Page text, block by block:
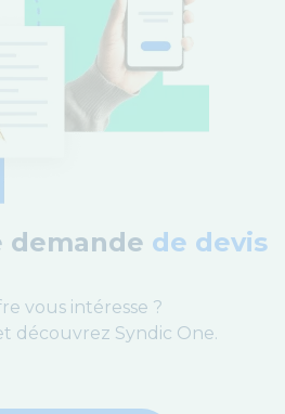
demande de devis
vous intéresse ?
découvrez Syndic One.